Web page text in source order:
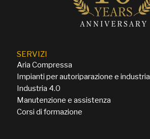
SERVIZI
Aria Compressa
Impianti per autoriparazione e industria
Industria 4.0
Manutenzione e assistenza
Corsi di formazione